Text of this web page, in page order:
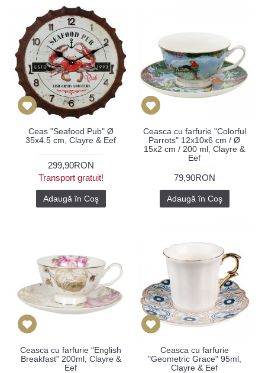
Ceas "Seafood Pub" Ø
35x4.5 cm, Clayre & Eef
299,90RON
Transport gratuit!
Adaugă în Coş
Ceasca cu farfurie "Colorful
Parrots" 12x10x6 cm / Ø
15x2 cm / 200 ml, Clayre &
Eef
79,90RON
Adaugă în Coş
Ceasca cu farfurie "English
Breakfast" 200ml, Clayre &
Eef
Ceasca cu farfurie
"Geometric Grace" 95ml,
Clayre & Eef